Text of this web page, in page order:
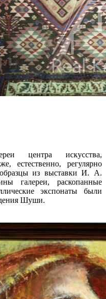
центра искусства,
естественно, регулярно
из выставки И. А.
галереи, раскопанные
экспонаты были
Шуши.